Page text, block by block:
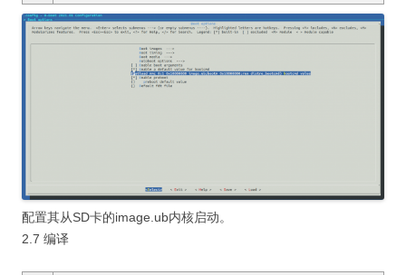
配置其从SD卡的image.ub内核启动。
2.7 编译